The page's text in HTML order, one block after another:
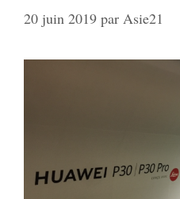
20 juin 2019 par Asie21